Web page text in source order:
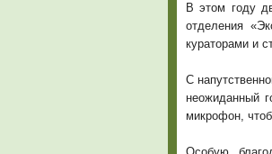
В этом году
отделения
кураторами и
С
неожиданный
микрофон,